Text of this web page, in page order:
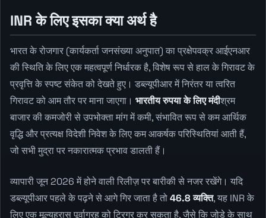
INR के लिए इसका क्या अर्थ है
भारत के रोजगार (कार्यकर्ता जनसंख्या अनुपात) का प्रक्षेपवक्र आईएनआर
की स्थिति के लिए एक महत्वपूर्ण निर्धारक है, विशेष रूप से हाल के गिरावट के
प्रवृत्ति के स्पष्ट संकेत को देखते हुए। डब्ल्यूपीआर में निरंतर या त्वरित
गिरावट को आम तौर पर माना जाएगा। भारतीय रुपया के लिए मंदीश्रम
बाजार की कमजोरी से उपभोक्ता मांग में कमी, संभावित रूप से कम आर्थिक
वृद्धि और प्रत्यक्ष विदेशी निवेश के लिए कम आकर्षक परिस्थितियां आती हैं,
जो सभी मुद्रा पर नकारात्मक प्रभाव डालती हैं।
व्यापारी जून 2026 में होने वाली रिलीज़ पर बारीकी से नजर रखेंगे। यदि
डब्ल्यूपीआर पहले के पढ़ने से आगे गिर जाता है तो46.8 व्यक्ति, यह INR के
लिए एक मूल्यह्रास पूर्वाग्रह को ट्रिगर कर सकता है, जैसे कि जोड़े के साथ